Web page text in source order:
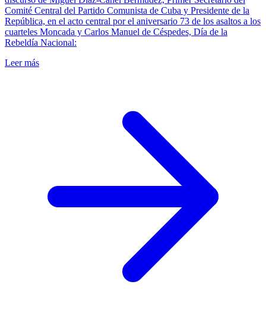
Comité Central del Partido Comunista de Cuba y Presidente de la
República, en el acto central por el aniversario 73 de los asaltos a los
cuarteles Moncada y Carlos Manuel de Céspedes, Día de la
Rebeldía Nacional:
Leer más